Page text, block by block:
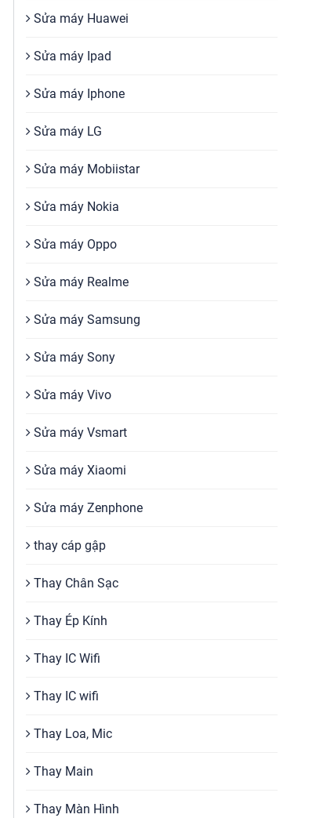
Sửa máy Huawei
Sửa máy Ipad
Sửa máy Iphone
Sửa máy LG
Sửa máy Mobiistar
Sửa máy Nokia
Sửa máy Oppo
Sửa máy Realme
Sửa máy Samsung
Sửa máy Sony
Sửa máy Vivo
Sửa máy Vsmart
Sửa máy Xiaomi
Sửa máy Zenphone
thay cáp gập
Thay Chân Sạc
Thay Ép Kính
Thay IC Wifi
Thay IC wifi
Thay Loa, Mic
Thay Main
Thay Màn Hình